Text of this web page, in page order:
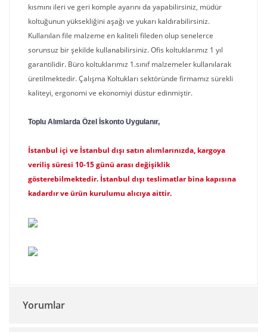
kısmını ileri ve geri komple ayarını da yapabilirsiniz, müdür
koltuğunun yüksekliğini aşağı ve yukarı kaldırabilirsiniz.
Kullanılan file malzeme en kaliteli fileden olup senelerce
sorunsuz bir şekilde kullanabilirsiniz. Ofis koltuklarımız 1 yıl
garantilidir. Büro koltuklarımız 1.sınıf malzemeler kullanılarak
üretilmektedir. Çalışma Koltukları sektöründe firmamız sürekli
kaliteyi, ergonomi ve ekonomiyi düstur edinmiştir.
Toplu Alımlarda Özel İskonto Uygulanır,
İstanbul içi ve İstanbul dışı satın alımlarınızda, kargoya
veriliş süresi 10-15 günü arası değişiklik
gösterebilmektedir. İstanbul dışı teslimatlar bina kapısına
kadardır ve ürün kurulumu alıcıya aittir.
Yorumlar